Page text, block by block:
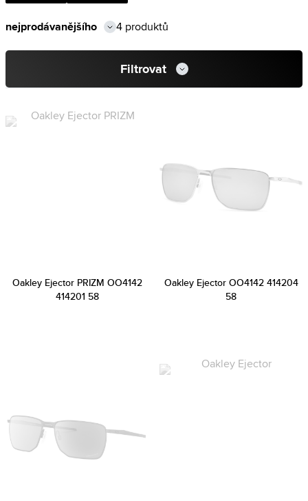
4 produktů
Filtrovat
Oakley Ejector PRIZM OO4142
414201 58
Oakley Ejector OO4142 414204
58